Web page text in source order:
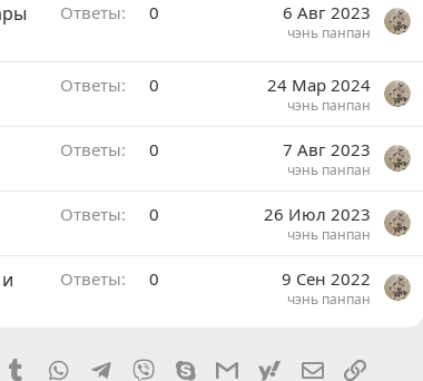
Ответы 0 6 Авг 2023
чэнь панпан
Ответы 0 24 Мар 2024
чэнь панпан
Ответы 0 7 Авг 2023
чэнь панпан
Ответы 0 26 Июл 2023
чэнь панпан
Ответы 0 9 Сен 2022
чэнь панпан
Tumblr WhatsAppTelegram
Viber SkypeGmailyahoomail